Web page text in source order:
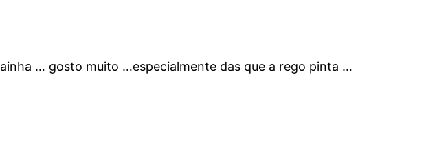
… gosto muito …especialmente das que a rego pinta …